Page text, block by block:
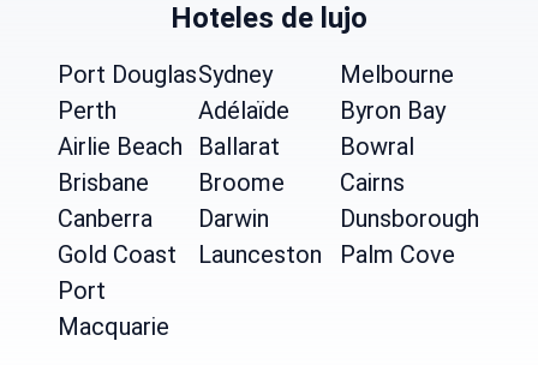
Hoteles de lujo
Port DouglasSydney
Melbourne
Perth
Adélaïde
Byron Bay
Airlie Beach
Ballarat
Bowral
Brisbane
Broome
Cairns
Canberra
Darwin
Dunsborough
Gold Coast
Launceston
Palm Cove
Port
Macquarie